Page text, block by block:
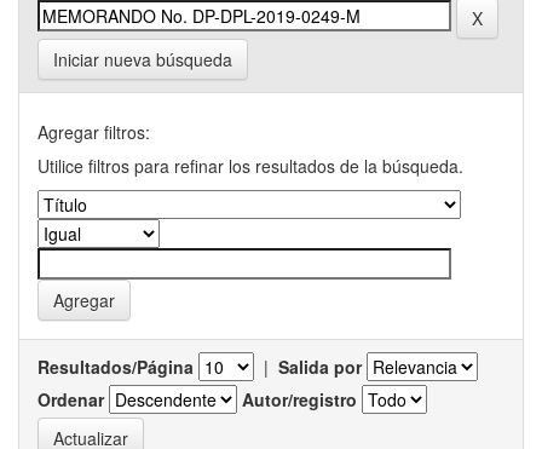
Iniciar nueva búsqueda
Agregar filtros:
Utilice filtros para refinar los resultados de la búsqueda.
Resultados/Página | Salida por
Ordenar
Autor/registro